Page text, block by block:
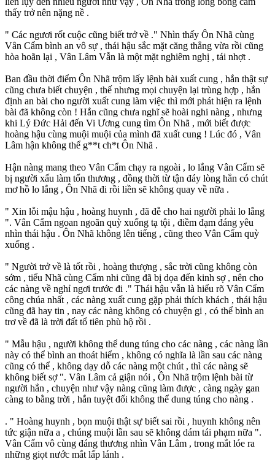
thấy trở nên nặng nề .
" Các ngươi rốt cuộc cũng biết trở về ." Nhìn thấy Ôn Nhã cùng
Vân Cẩm bình an vô sự , thái hậu sắc mặt căng thẳng vừa rồi cũng
hòa hoãn lại , Vân Lâm Vẫn là một mặt nghiêm nghị , tái nhợt .
Ban đầu thời điểm Ôn Nhã trộm lấy lệnh bài xuất cung , hắn thật sự
cũng chưa biết chuyện , thế nhưng mọi chuyện lại trùng hợp , hắn
định an bài cho người xuất cung làm việc thì mới phát hiện ra lệnh
bài đã không còn ! Hắn cũng chưa nghĩ sẽ hoài nghi nàng , nhưng
khi Lý Đức Hải đến Vi Ương cung tìm Ôn Nhã , mới biết được
hoàng hậu cùng muội muội của mình đã xuất cung ! Lúc đó , Vân
Lâm hận không thể g**t ch*t Ôn Nhã .
Hận nàng mang theo Vân Cẩm chạy ra ngoài , lo lắng Vân Cẩm sẽ
bị người xấu làm tổn thương , đồng thời từ tận đáy lòng hắn có chút
mơ hồ lo lắng , Ôn Nhã đi rồi liền sẽ không quay về nữa .
" Xin lỗi mậu hậu , hoàng huynh , đã đễ cho hai người phải lo lắng
". Vân Cẩm ngoan ngoãn quỳ xuống tạ tội , điềm đạm đáng yêu
nhìn thái hậu . Ôn Nhã không lên tiếng , cũng theo Vân Cẩm quỳ
xuống .
" Người trở về là tốt rồi , hoàng thượng , sắc trời cũng không còn
sớm , tiểu Nhã cùng Cẩm nhi cũng đã bị dọa đến kinh sợ , nên cho
các nàng về nghỉ ngơi trước đi ." Thái hậu vẫn là hiểu rõ Vân Cẩm
công chúa nhất , các nàng xuất cung gặp phải thích khách , thái hậu
cũng đã hay tin , nay các nàng không có chuyện gi , có thể bình an
trơ về đã là trời đất tổ tiên phù hộ rồi .
" Mẫu hậu , người không thể dung túng cho các nàng , các nàng lần
này có thể bình an thoát hiểm , không có nghĩa là lần sau các nàng
cũng có thể , không dạy dỗ các nàng một chút , thì các nàng sẽ
không biết sợ ". Vân Lâm cả giận nói , Ôn Nhã trộm lệnh bài từ
người hắn , chuyện như vậy nàng cũng làm được , càng ngày gan
càng to bằng trời , hắn tuyệt đối không thể dung túng cho nàng .
. " Hoàng huynh , bọn muội thật sự biết sai rồi , huynh không nên
tức giận nữa a , chúng muội lần sau sẽ không dám tái phạm nữa ".
Vân Cẩm vô cùng đáng thương nhìn Vân Lâm , trong mắt lóe ra
những giọt nước mắt lấp lánh .